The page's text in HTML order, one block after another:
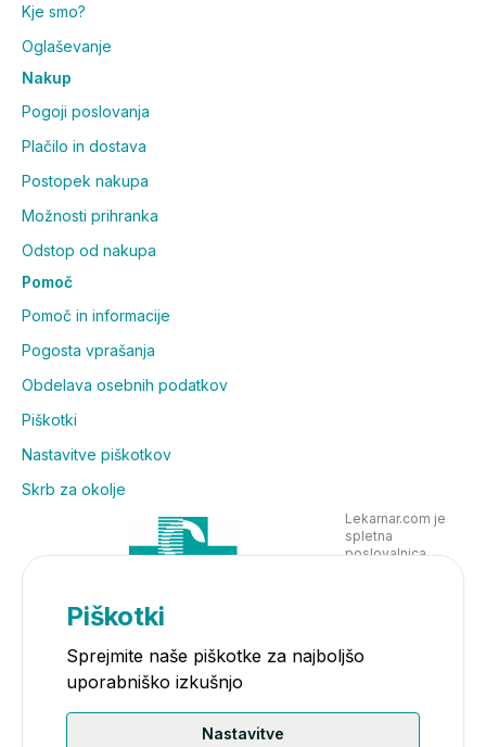
Kje smo?
Oglaševanje
Nakup
Pogoji poslovanja
Plačilo in dostava
Postopek nakupa
Možnosti prihranka
Odstop od nakupa
Pomoč
Pomoč in informacije
Pogosta vprašanja
Obdelava osebnih podatkov
Piškotki
Nastavitve piškotkov
Skrb za okolje
Lekarnar.com je
spletna
poslovalnica
Piškotki
Sprejmite naše piškotke za najboljšo
uporabniško izkušnjo
Nastavitve